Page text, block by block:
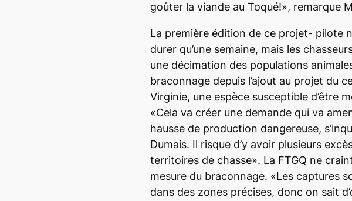
goûter la viande au Toqué!», remarque
La première édition de ce projet- pilote
durer qu’une semaine, mais les
une décimation des populations
braconnage depuis l’ajout au projet du
Virginie, une espèce susceptible d’être
«Cela va créer une demande qui va
hausse de production dangereuse,
Dumais. Il risque d’y avoir plusieurs
territoires de chasse». La FTGQ ne
mesure du braconnage. «Les captures
dans des zones précises, donc on sait